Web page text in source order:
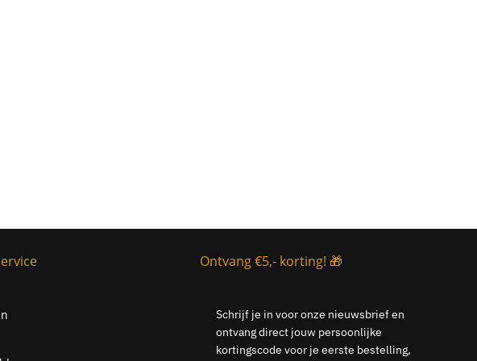
Ontvang €5,- korting! 🎁
Schrijf je in voor onze nieuwsbrief en
ontvang direct jouw persoonlijke
kortingscode voor je eerste bestelling,